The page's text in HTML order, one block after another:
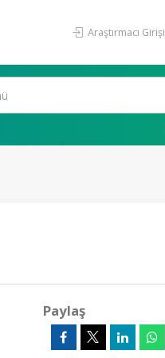
Araştırmacı Girişi
Paylaş